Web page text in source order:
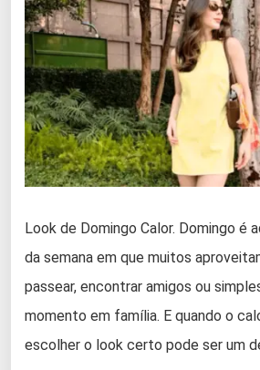
Look de Domingo Calor. Domingo é
da semana em que muitos
passear, encontrar amigos ou
momento em família. E quando o
escolher o look certo pode ser um